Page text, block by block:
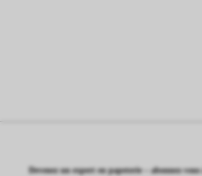
Devenez un expert en papeterie – abonnez-